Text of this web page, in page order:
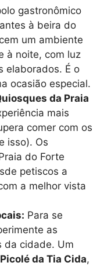
gastronômico
à beira do
um ambiente
à noite, com luz
elaborados. É o
ocasião especial.
da Praia
mais
comer com os
isso). Os
do Forte
petiscos a
a melhor vista
Para se
as
da cidade. Um
Picolé da Tia Cida,